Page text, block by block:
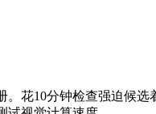
。花10分钟检查强迫候选